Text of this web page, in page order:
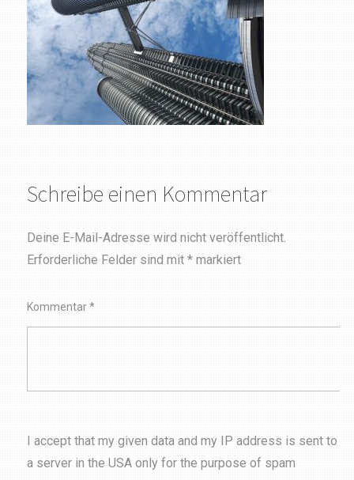
Schreibe einen Kommentar
Deine E-Mail-Adresse wird nicht veröffentlicht.
Erforderliche Felder sind mit* markiert
Kommentar*
I accept that my given data and my IP address is sent to
a server in the USA only for the purpose of spam